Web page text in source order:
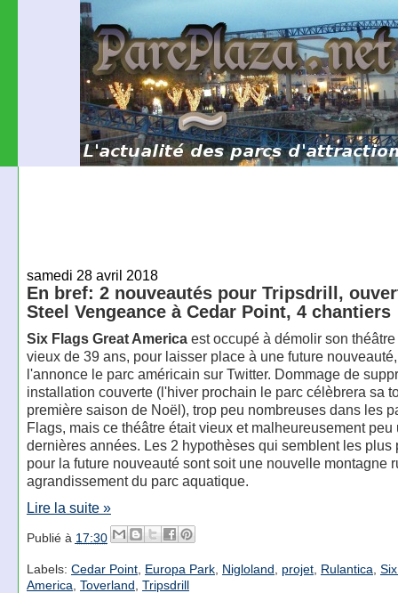
samedi 28 avril 2018
En bref: 2 nouveautés pour Tripsdrill,
Steel Vengeance à Cedar Point, 4 chantiers
Six Flags Great Americaest occupé à démolir son
vieux de 39 ans, pour laisser place à une future
l'annonce le parc américain sur Twitter. Dommage de
installation couverte (l'hiver prochain le parc célèbrera sa
première saison de Noël), trop peu nombreuses dans les
Flags, mais ce théâtre était vieux et malheureusement peu
dernières années. Les 2 hypothèses qui semblent les plus
pour la future nouveauté sont soit une nouvelle montagne
agrandissement du parc aquatique.
Lire la suite »
Publié à 17:30
Labels: Cedar Point, Europa Park, Nigloland projet, Rulantica
America Toverland Tripsdrill